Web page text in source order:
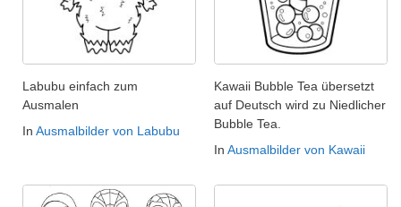
Labubu einfach zum
Ausmalen
In Ausmalbilder von Labubu
Kawaii Bubble Tea übersetzt
auf Deutsch wird zu Niedlicher
Bubble Tea.
In Ausmalbilder von Kawaii